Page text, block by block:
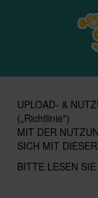
UPLOAD- &
(„Richtlinie")
MIT DER
SICH MIT
BITTE LESEN